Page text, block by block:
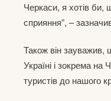
Черкаси, я хотів би,
сприяння”, –
Також він зауважив,
Україні і зокрема на
туристів до нашого